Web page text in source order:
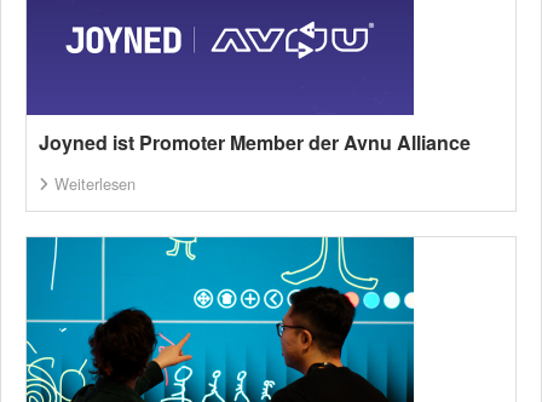
Joyned ist Promoter Member der Avnu Alliance
Weiterlesen